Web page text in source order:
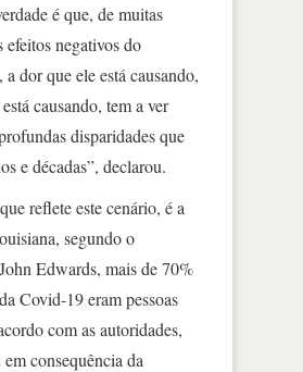
é que, de muitas
efeitos negativos do
dor que ele está causando,
causando, tem a ver
disparidades que
e décadas”, declarou.
reflete este cenário, é a
segundo o
Edwards, mais de 70%
Covid-19 eram pessoas
com as autoridades,
consequência da